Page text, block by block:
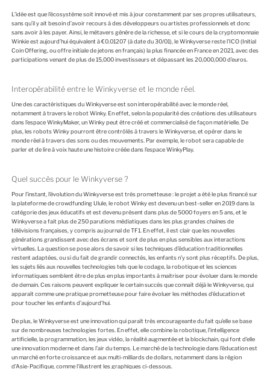
L’idée est que l’écosystème soit innové et mis à jour constamment par ses propres utilisateurs,
sans qu’il y ait besoin d’avoir recours à des développeurs ou artistes professionnels et donc
sans avoir à les payer. Ainsi, le métavers génère de la richesse, et si le cours de la cryptomonnaie
Winkie est aujourd’hui équivalent à €0.01207 (à date du 30/01), le Winkyverse reste l’ICO (Initial
Coin Offering, ou offre initiale de jetons en français) la plus financée en France en 2021, avec des
participations venant de plus de 15,000 investisseurs et dépassant les 20,000,000 d’euros.
Interopérabilité entre le Winkyverse et le monde réel.
Une des caractéristiques du Winkyverse est son interopérabilité avec le monde réel,
notamment à travers le robot Winky. En effet, selon la popularité des créations des utilisateurs
dans l’espace WinkyMaker, un Winky peut être créé et commercialisé de façon matérielle. De
plus, les robots Winky pourront être contrôlés à travers le Winkyverse, et opérer dans le
monde réel à travers des sons ou des mouvements. Par exemple, le robot sera capable de
parler et de lire à voix haute une histoire créée dans l’espace WinkyPlay.
Quel succès pour le Winkyverse ?
Pour l’instant, l’évolution du Winkyverse est très prometteuse : le projet a été le plus financé sur
la plateforme de crowdfunding Ulule, le robot Winky est devenu un best-seller en 2019 dans la
catégorie des jeux éducatifs et est devenu présent dans plus de 5000 foyers en 5 ans, et le
Winkyverse a fait plus de 250 parutions médiatiques dans les plus grandes chaînes de
télévisions françaises, y compris au journal de TF1. En effet, il est clair que les nouvelles
générations grandissent avec des écrans et sont de plus en plus sensibles aux interactions
virtuelles. La question se pose alors de savoir si les techniques d’éducation traditionnelles
restent adaptées, ou si du fait de grandir connectés, les enfants n’y sont plus réceptifs. De plus,
les sujets liés aux nouvelles technologies tels que le codage, la robotique et les sciences
informatiques semblent être de plus en plus importants à maitriser pour évoluer dans le monde
de demain. Ces raisons peuvent expliquer le certain succès que connaît déjà le Winkyverse, qui
apparaît comme une pratique prometteuse pour faire évoluer les méthodes d’éducation et
pour toucher les enfants d’aujourd’hui.
De plus, le Winkyverse est une innovation qui paraît très encourageante du fait qu’elle se base
sur de nombreuses technologies fortes. En effet, elle combine la robotique, l’intelligence
artificielle, la programmation, les jeux vidéo, la réalité augmentée et la blockchain, qui font d’elle
une innovation moderne et dans l’air du temps. Le marché de la technologie dans l’éducation est
un marché en forte croissance et aux multi-milliards de dollars, notamment dans la région
d’Asie-Pacifique, comme l’illustrent les graphiques ci-dessous.